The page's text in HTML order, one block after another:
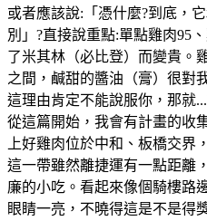
或者應該說:「憑什麼?到底，
別」?直接說重點:單點雞肉95
了米其林（必比登）而變貴。
之間，鹹甜的醬油（膏）很對
這理由肯定不能說服你，那就
從這篇開始，我會有計畫的收
上好雞肉位於中和、板橋交界
這一帶雖然離捷運有一點距離
廉的小吃。看起來像個騎樓路
眼睛一亮，不曉得這是不是得